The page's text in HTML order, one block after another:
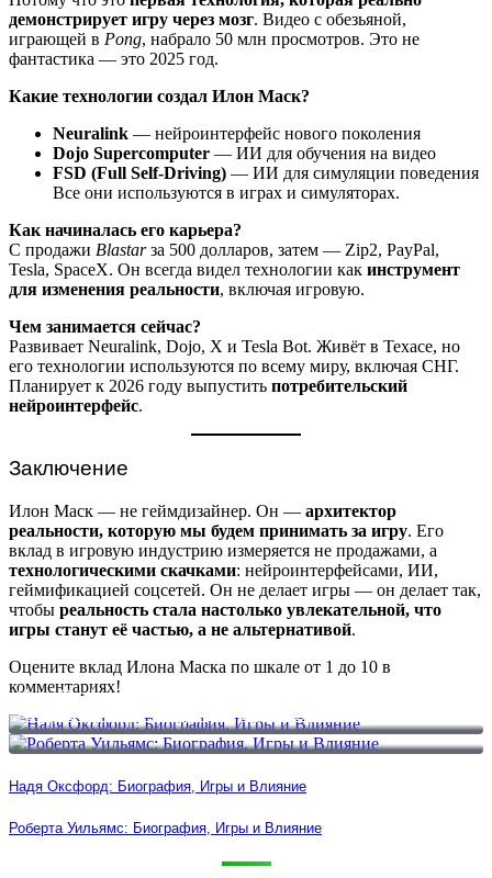
демонстрирует игру через мозг. Видео с обезьяной,
играющей в Pong, набрало 50 млн просмотров. Это не
фантастика — это 2025 год.
Какие технологии создал Илон Маск?
Neuralink — нейроинтерфейс нового поколения
Dojo Supercomputer — ИИ для обучения на видео
FSD (Full Self-Driving) — ИИ для симуляции поведения
Все они используются в играх и симуляторах.
Как начиналась его карьера?
С продажи Blastarза 500 долларов, затем — Zip2, PayPal,
Tesla, SpaceX. Он всегда видел технологии как инструмент
для изменения реальности, включая игровую.
Чем занимается сейчас?
Развивает Neuralink, Dojo, X и Tesla Bot. Живёт в Техасе, но
его технологии используются по всему миру, включая СНГ.
Планирует к 2026 году выпустить потребительский
нейроинтерфейс.
Заключение
Илон Маск — не геймдизайнер. Он — архитектор
реальности, которую мы будем принимать за игру. Его
вклад в игровую индустрию измеряется не продажами, а
технологическими скачками: нейроинтерфейсами, ИИ,
геймификацией соцсетей. Он не делает игры — он делает так,
чтобы реальность стала настолько увлекательной, что
игры станут её частью, а не альтернативой.
Оцените вклад Илона Маска по шкале от 1 до 10 в
комментариях!
Надя Оксфорд: Биография, Игры и Влияние
Роберта Уильямс: Биография, Игры и Влияние
Надя Оксфорд: Биография, Игры и Влияние
Роберта Уильямс: Биография, Игры и Влияние